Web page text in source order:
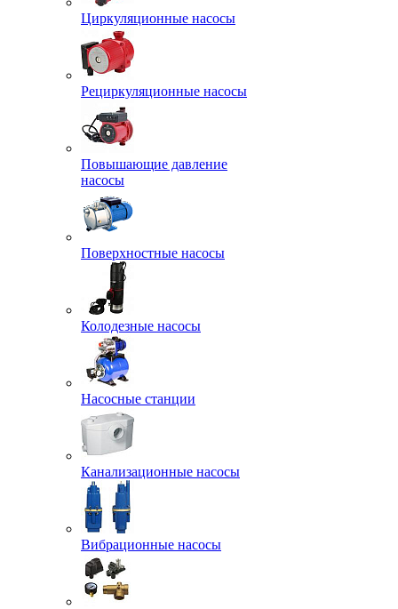
Циркуляционные насосы
Рециркуляционные насосы
Повышающие давление
насосы
Поверхностные насосы
Колодезные насосы
Насосные станции
Канализационные насосы
Вибрационные насосы